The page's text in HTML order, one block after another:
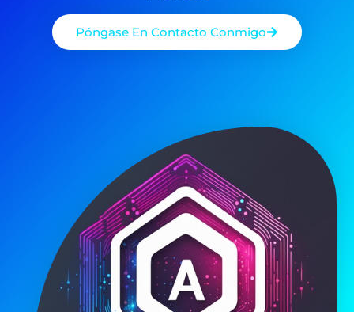
Póngase En Contacto Conmigo